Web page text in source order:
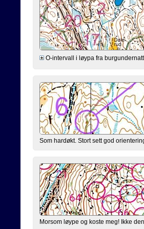
O-intervall i løypa fra
Som hardøkt. Stort sett god
Morsom løype og koste meg! Ikke